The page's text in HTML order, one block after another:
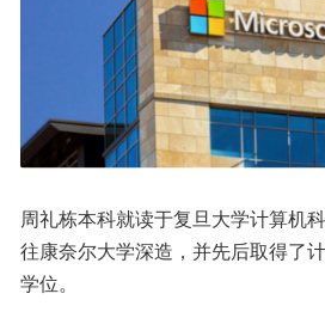
周礼栋本科就读于复旦大学计算机
往康奈尔大学深造，并先后取得了
学位。